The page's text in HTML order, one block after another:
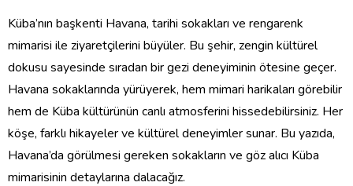
Küba’nın başkenti Havana, tarihi sokakları ve rengarenk
mimarisi ile ziyaretçilerini büyüler. Bu şehir, zengin kültürel
dokusu sayesinde sıradan bir gezi deneyiminin ötesine geçer.
Havana sokaklarında yürüyerek, hem mimari harikaları görebilir
hem de Küba kültürünün canlı atmosferini hissedebilirsiniz. Her
köşe, farklı hikayeler ve kültürel deneyimler sunar. Bu yazıda,
Havana’da görülmesi gereken sokakların ve göz alıcı Küba
mimarisinin detaylarına dalacağız.